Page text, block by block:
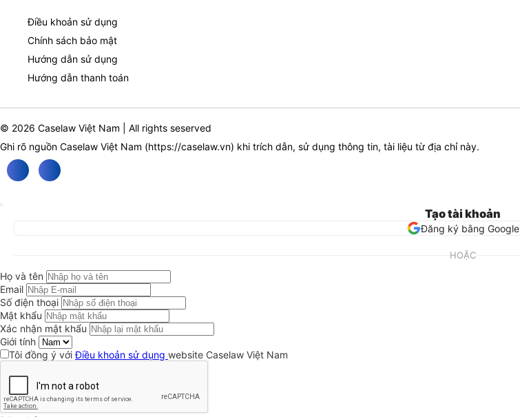
Điều khoản sử dụng
Chính sách bảo mật
Hướng dẫn sử dụng
Hướng dẫn thanh toán
© 2026 Caselaw Việt Nam | All rights seserved
Ghi rõ nguồn Caselaw Việt Nam (https://caselaw.vn) khi trích dẫn, sử dụng thông tin, tài liệu từ địa chỉ này.
Tạo tài khoản
Đăng ký bằng Google
HOẶC
Họ và tên
Email
Số điện thoại
Mật khẩu
Xác nhận mật khẩu
Giới tính
Tôi đồng ý vớiĐiều khoản sử dụng website Caselaw Việt Nam